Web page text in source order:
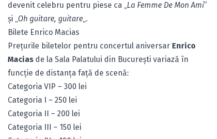
devenit celebru pentru piese ca „La Femme De Mon Ami”
şi „Oh guitare, guitare„.
Bilete Enrico Macias
Preţurile biletelor pentru concertul aniversar Enrico
Macias de la Sala Palatului din Bucureşti variază în
funcţie de distanţa faţă de scenă:
Categoria VIP – 300 lei
Categoria I – 250 lei
Categoria II – 200 lei
Categoria III – 150 lei